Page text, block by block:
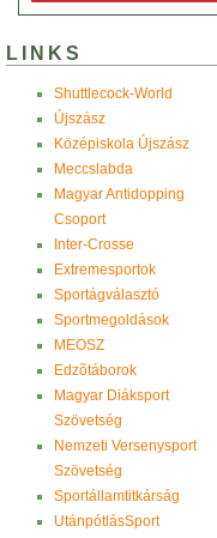
LINKS
Shuttlecock-World
Újszász
Középiskola Újszász
Meccslabda
Magyar Antidopping
Csoport
Inter-Crosse
Extremesportok
Sportágválasztó
Sportmegoldások
MEOSZ
Edzõtáborok
Magyar Diáksport
Szövetség
Nemzeti Versenysport
Szövetség
Sportállamtitkárság
UtánpótlásSport